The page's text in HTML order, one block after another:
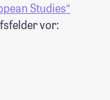
Studies“
vor: